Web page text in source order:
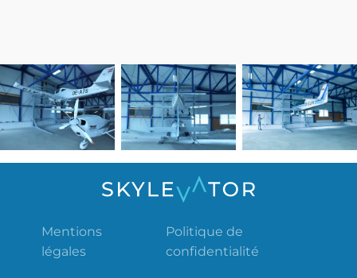
Mentions
légales
Politique de
confidentialité